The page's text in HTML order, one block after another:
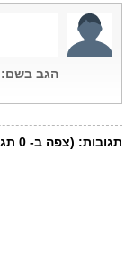
הגב בשם:
תגובות: (צפה ב- 0